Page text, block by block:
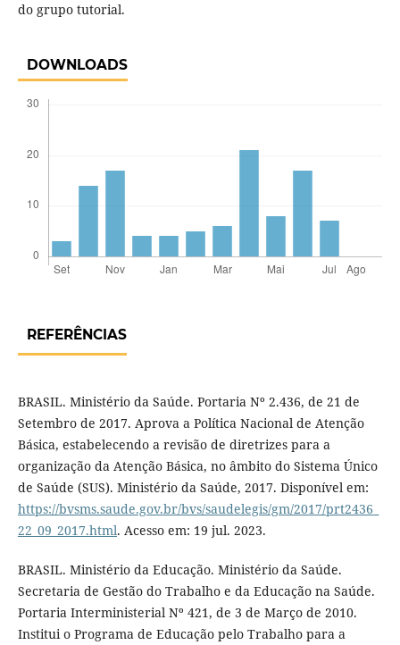
do grupo tutorial.
DOWNLOADS
REFERÊNCIAS
BRASIL. Ministério da Saúde. Portaria Nº 2.436, de 21 de
Setembro de 2017. Aprova a Política Nacional de Atenção
Básica, estabelecendo a revisão de diretrizes para a
organização da Atenção Básica, no âmbito do Sistema Único
de Saúde (SUS). Ministério da Saúde, 2017. Disponível em:
https://bvsms.saude.gov.br/bvs/saudelegis/gm/2017/prt2436_
22_09_2017.html. Acesso em: 19 jul. 2023.
BRASIL. Ministério da Educação. Ministério da Saúde.
Secretaria de Gestão do Trabalho e da Educação na Saúde.
Portaria Interministerial Nº 421, de 3 de Março de 2010.
Institui o Programa de Educação pelo Trabalho para a